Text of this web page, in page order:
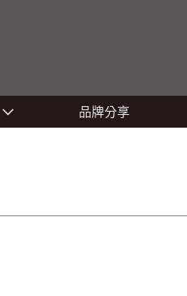
品牌分享